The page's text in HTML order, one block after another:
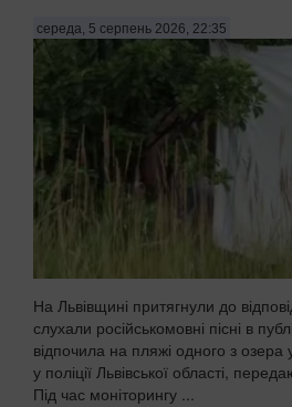
середа, 5 серпень 2026, 22:35
На Львівщині притягнули до
слухали російськомовні пісні в
відпочила на пляжі одного з озера
у поліції Львівської області,
Під час моніторингу ...